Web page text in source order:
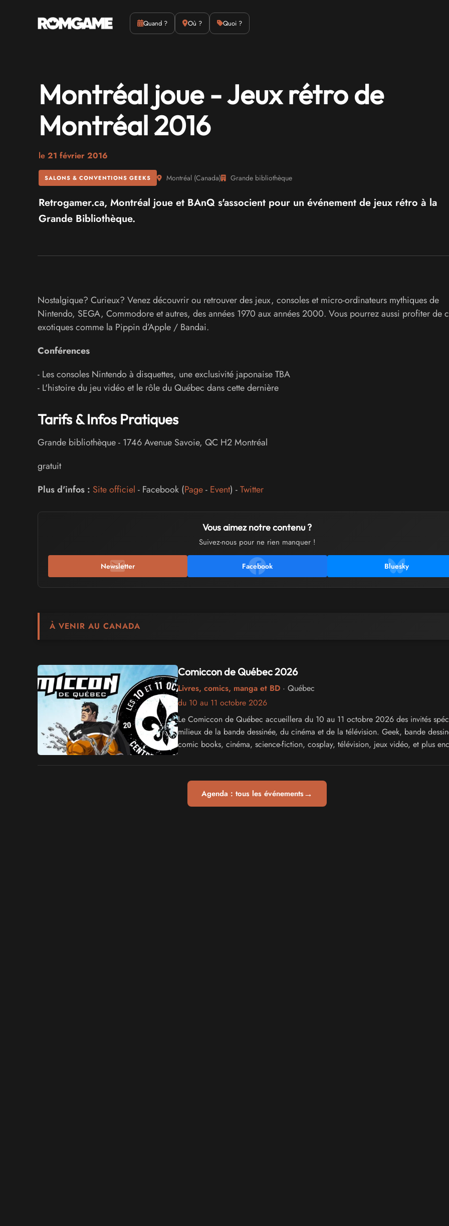
Quand ? Où ? Quoi ?
Actus Culture Emulation
Montréal joue - Jeux rétro de
Montréal 2016
le 21 février 2016
SALONS & CONVENTIONS GEEKS Montréal (Canada) Grande bibliothèque
Retrogamer.ca, Montréal joue et BAnQ s'associent pour un événement de jeux rétro à la
Grande Bibliothèque.
Nostalgique? Curieux? Venez découvrir ou retrouver des jeux, consoles et micro-ordinateurs mythiques de
Nintendo, SEGA, Commodore et autres, des années 1970 aux années 2000. Vous pourrez aussi profiter de
exotiques comme la Pippin d’Apple / Bandai.
Conférences
- Les consoles Nintendo à disquettes, une exclusivité japonaise TBA
- L'histoire du jeu vidéo et le rôle du Québec dans cette dernière
Tarifs & Infos Pratiques
Grande bibliothèque- 1746 Avenue Savoie, QC H2 Montréal
gratuit
Plus d'infos : Site officiel - Facebook (Page- Event) -Twitter
Vous aimez notre contenu ?
Suivez-nous pour ne rien manquer !
Newsletter Facebook Bluesky
À VENIR AU CANADA
Comiccon de Québec 2026
Livres, comics, manga et BD· Québec
du 10 au 11 octobre 2026
Le Comiccon de Québec accueillera du 10 au 11 octobre 2026 des invités
milieux de la bande dessinée, du cinéma et de la télévision. Geek, bande
comic books, cinéma, science-fiction, cosplay, télévision, jeux vidéo, et plus
Agenda : tous les événements→